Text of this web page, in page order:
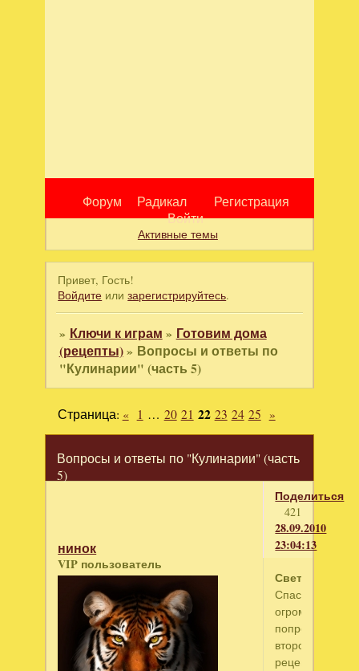
Форум Радикал
Регистрация
Войти
Активные темы
Привет, Гость!
Войдите илизарегистрируйтесь.
» Ключи к играм » Готовим дома
(рецепты)» Вопросы и ответы по
"Кулинарии" (часть 5)
Вопросы и ответы по "Кулинарии" (часть
5)
Страница: « 1 … 20 21 22 23 24 25 »
Поделиться
421
28.09.2010
23:04:13
нинок
VIP пользователь
Светла
Спасибо
попробую
второй
рецепт.